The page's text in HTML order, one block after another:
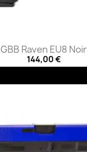
GBB Raven EU8 Noir
144,00 €